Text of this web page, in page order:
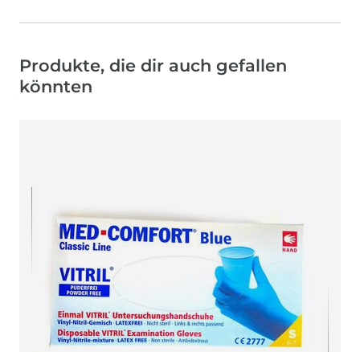
Produkte, die dir auch gefallen
könnten